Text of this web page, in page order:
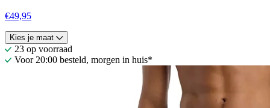
€49,95
Kies je maat
23 op voorraad
Voor 20:00 besteld, morgen in huis*